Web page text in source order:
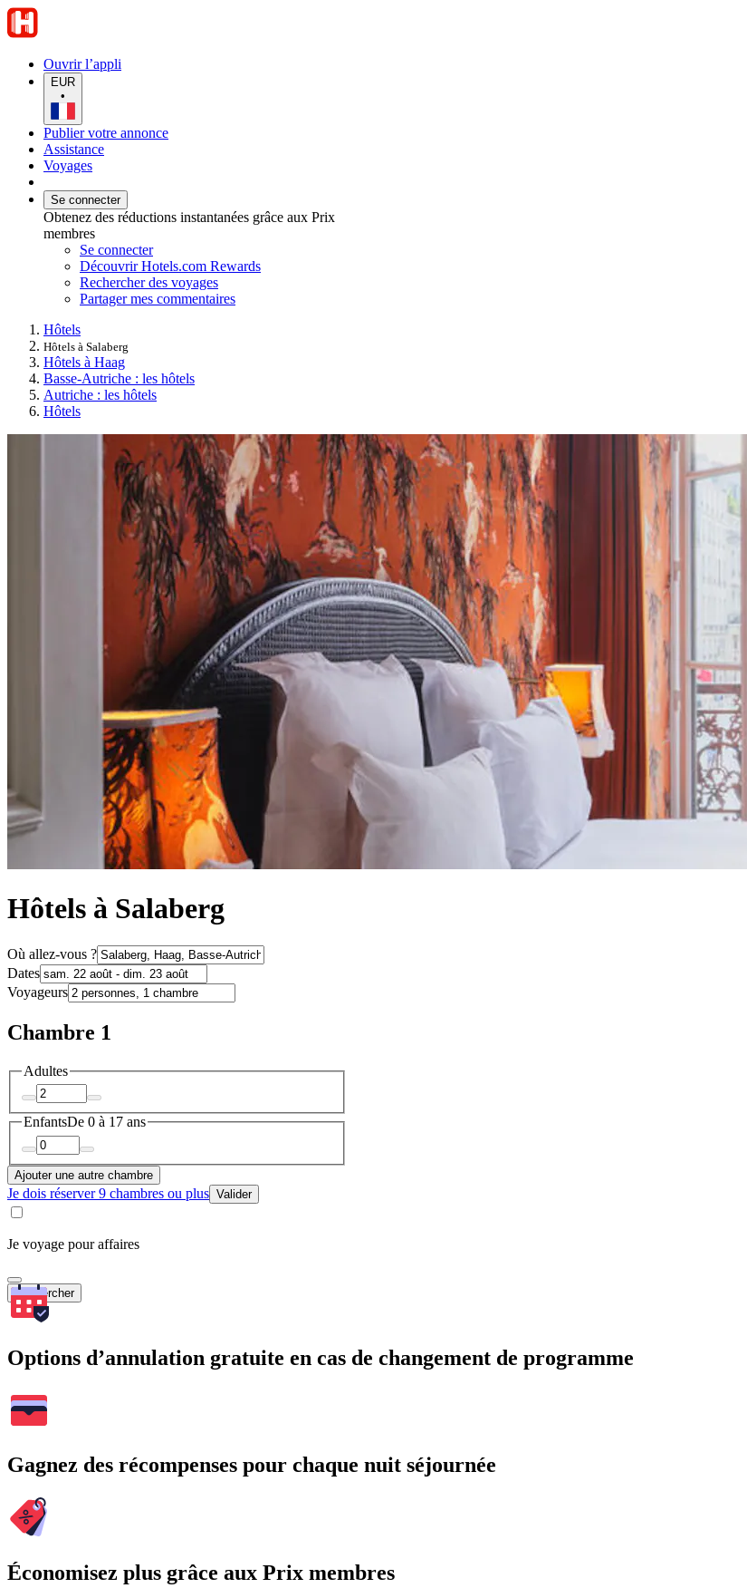
Ouvrir l’appli
EUR
•
Publier votre annonce
Assistance
Voyages
Se connecter
Obtenez des réductions instantanées grâce aux Prix
membres
Se connecter
Découvrir Hotels.com Rewards
Rechercher des voyages
Partager mes commentaires
Hôtels
Hôtels à Salaberg
Hôtels à Haag
Basse-Autriche : les hôtels
Autriche : les hôtels
Hôtels
Hôtels à Salaberg
Où allez-vous ?
Dates
Voyageurs
Chambre 1
Adultes
EnfantsDe 0 à 17 ans
Ajouter une autre chambre
Je dois réserver 9 chambres ou plus Valider
Je voyage pour affaires
Rechercher
Options d’annulation gratuite en cas de changement de programme
Gagnez des récompenses pour chaque nuit séjournée
Économisez plus grâce aux Prix membres